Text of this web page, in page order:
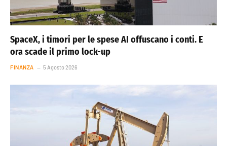
SpaceX, i timori per le spese AI offuscano i conti. E
ora scade il primo lock-up
FINANZA 5 Agosto 2026